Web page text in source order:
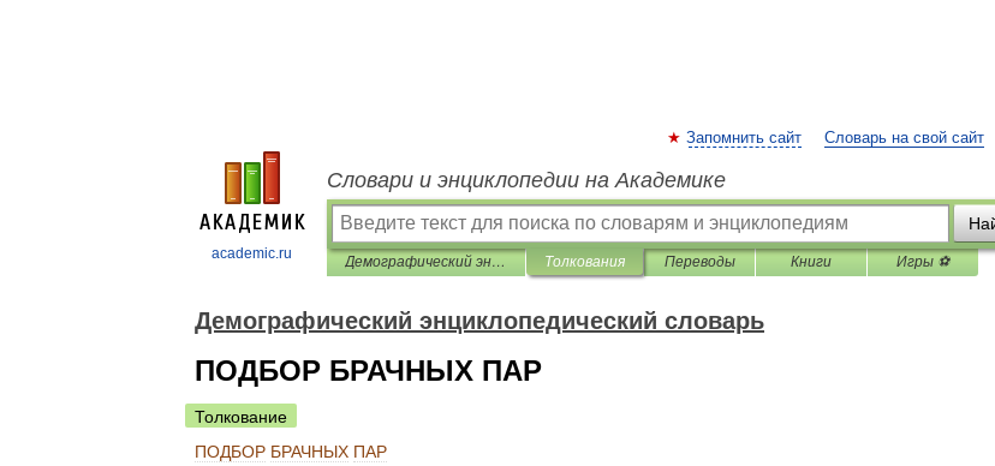
academic.ru
Запомнить сайт Словарь на свой сайт
Словари и энциклопедии на Академике
Демографический энциклопедический словарь Толкования Переводы Книги Игры ⚽
Демографический энциклопедический словарь
ПОДБOР БРАЧНЫХ ПАР
Толкование
ПОДБOР БРАЧНЫХ ПАР